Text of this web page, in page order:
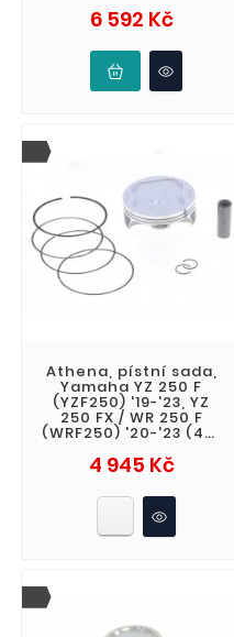
6 592 KčCena
Athena, pístní sada,
Yamaha YZ 250 F
(YZF250) '19-'23, YZ
250 FX / WR 250 F
(WRF250) '20-'23 (4T)
(STD. + 8,01mm
4 945 KčCena